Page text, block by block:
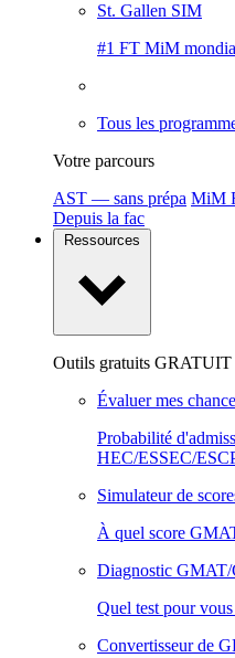
St. Gallen SIM
#1 FT MiM
Tous les
Votre parcours
AST — sans prépa MiM
Depuis la fac
Outils gratuits GRATUIT
Évaluer mes
Probabilité
HEC/ESSEC/
Simulateur de
À quel score
Diagnostic GMAT/
Quel test pour
Convertisseur de